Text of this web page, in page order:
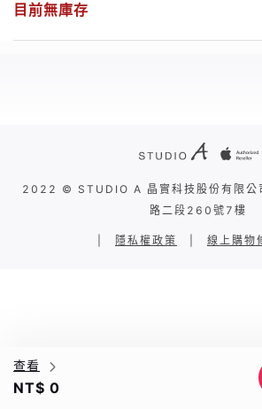
目前無庫存
查看
NT$ 0
2022 © STUDIO A 晶實科技股份有限公
路二段260號7樓
隱私權政策 線上購物